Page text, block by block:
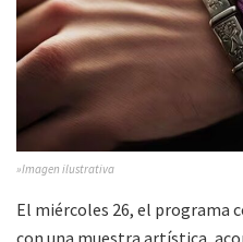
»Imagen ilustrativa
El miércoles 26, el programa